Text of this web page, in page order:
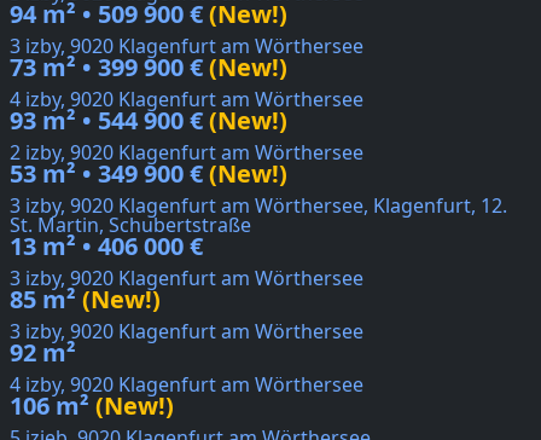
94 m² • 509 900 €(New!)
3 izby, 9020 Klagenfurt am Wörthersee
73 m² • 399 900 €(New!)
4 izby, 9020 Klagenfurt am Wörthersee
93 m² • 544 900 €(New!)
2 izby, 9020 Klagenfurt am Wörthersee
53 m² • 349 900 €(New!)
3 izby, 9020 Klagenfurt am Wörthersee, Klagenfurt, 12.
St. Martin, Schubertstraße
13 m² • 406 000 €
3 izby, 9020 Klagenfurt am Wörthersee
85 m² (New!)
3 izby, 9020 Klagenfurt am Wörthersee
92 m²
4 izby, 9020 Klagenfurt am Wörthersee
106 m² (New!)